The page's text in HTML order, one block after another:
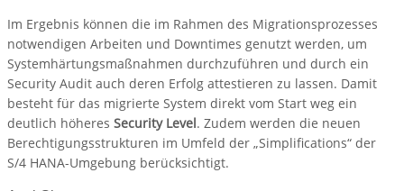
Im Ergebnis können die im Rahmen des Migrationsprozesses
notwendigen Arbeiten und Downtimes genutzt werden, um
Systemhärtungsmaßnahmen durchzuführen und durch ein
Security Audit auch deren Erfolg attestieren zu lassen. Damit
besteht für das migrierte System direkt vom Start weg ein
deutlich höheres Security Level. Zudem werden die neuen
Berechtigungsstrukturen im Umfeld der „Simplifications“ der
S/4 HANA-Umgebung berücksichtigt.